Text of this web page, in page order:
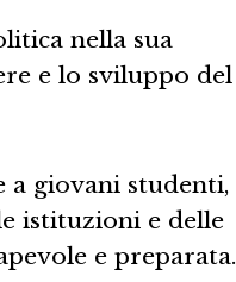
nella sua
e lo sviluppo del
a giovani studenti,
istituzioni e delle
e preparata.